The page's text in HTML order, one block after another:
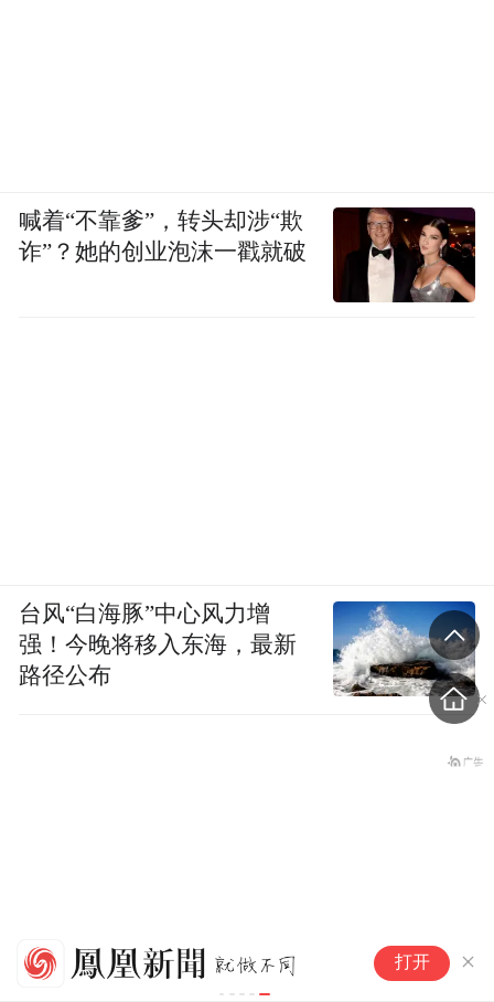
打开
喊着“不靠爹”，转头却涉“欺
诈”？她的创业泡沫一戳就破
台风“白海豚”中心风力增
强！今晚将移入东海，最新
路径公布